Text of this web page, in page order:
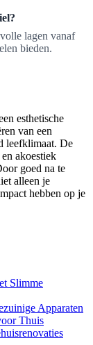
lagen vanaf
bieden.
esthetische
van een
leefklimaat. De
akoestiek
goed na te
alleen je
hebben op je
Slimme
Apparaten
Thuis